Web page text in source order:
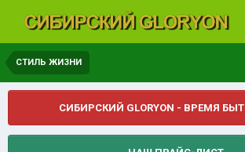
СТИЛЬ ЖИЗНИ
СИБИРСКИЙ GLORYON - ВРЕМЯ